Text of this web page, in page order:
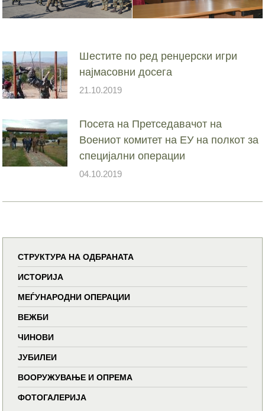
Шестите по ред ренџерски игри
најмасовни досега
21.10.2019
Посета на Претседавачот на
Воениот комитет на ЕУ на полкот за
специјални операции
04.10.2019
СТРУКТУРА НА ОДБРАНАТА
ИСТОРИЈА
МЕЃУНАРОДНИ ОПЕРАЦИИ
ВЕЖБИ
ЧИНОВИ
ЈУБИЛЕИ
ВООРУЖУВАЊЕ И ОПРЕМА
ФОТОГАЛЕРИЈА